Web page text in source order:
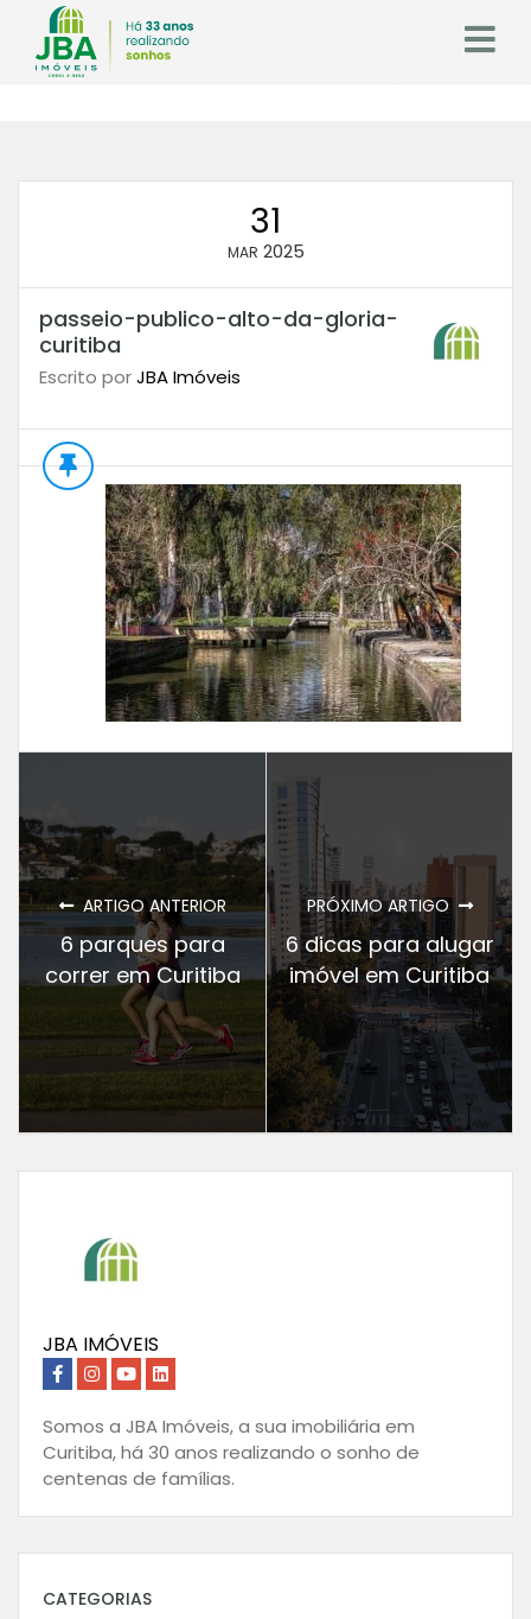
31
MAR 2025
passeio-publico-alto-da-gloria-
curitiba
Escrito porJBA Imóveis
ARTIGO ANTERIOR
6 parques para
correr em Curitiba
PRÓXIMO ARTIGO
6 dicas para alugar
imóvel em Curitiba
JBA IMÓVEIS
Somos a JBA Imóveis, a sua imobiliária em
Curitiba, há 30 anos realizando o sonho de
centenas de famílias.
CATEGORIAS